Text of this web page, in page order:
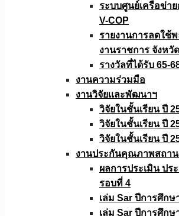
ระบบศูนย์เครือข่า
V-COP
รายงานการลดใช้
งานราชการ จังหวั
รางวัลที่ได้รับ 65-
งานความร่วมมือ
งานวิจัยเเละพัฒนาฯ
วิจัยในชั้นเรียน ปี
วิจัยในชั้นเรียน ปี
วิจัยในชั้นเรียน ปี
งานประกันคุณภาพสถา
ผลการประเมิน ป
รอบที่ 4
เล่ม Sar ปีการศึกษ
เล่ม Sar ปีการศึกษ